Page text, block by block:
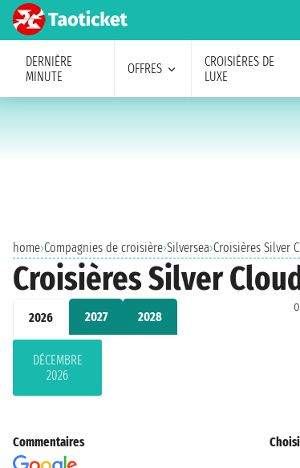
DERNIÈRE
MINUTE
OFFRES
CROISIÈRES DE
LUXE
home›Compagnies de croisière›Silversea›Croisières Silver
Croisières Silver
2026 2027 2028
DÉCEMBRE
2026
Commentaires